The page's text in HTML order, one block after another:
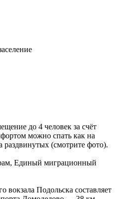
до 4 человек за счёт
можно спать как на
раздвинутых (смотрите фото).
Единый миграционный
вокзала Подольска составляет